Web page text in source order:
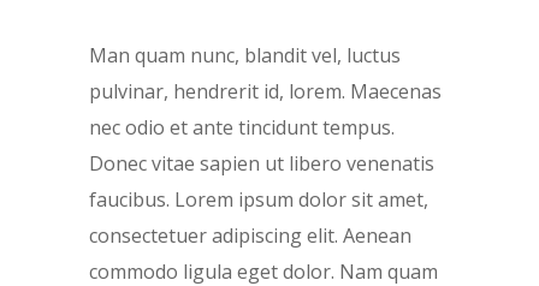
Man quam nunc, blandit vel, luctus
pulvinar, hendrerit id, lorem. Maecenas
nec odio et ante tincidunt tempus.
Donec vitae sapien ut libero venenatis
faucibus. Lorem ipsum dolor sit amet,
consectetuer adipiscing elit. Aenean
commodo ligula eget dolor. Nam quam